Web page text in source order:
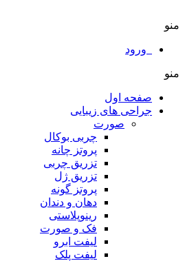
منو
ورود
منو
صفحه اول
جراحی های زیبایی
صورت
چربی بوکال
پروتز چانه
تزریق چربی
تزریق ژل
پروتز گونه
دهان و دندان
رینوپلاستی
فک و صورت
لیفت ابرو
لیفت پلک